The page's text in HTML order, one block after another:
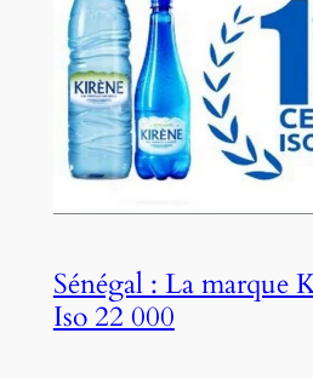
Sénégal : La marque
Iso 22 000